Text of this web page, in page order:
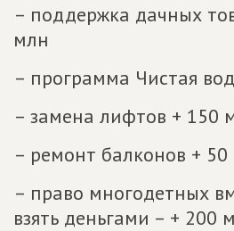
– поддержка дачных
млн
– программа Чистая
– замена лифтов + 150
– ремонт балконов +
– право многодетных
взять деньгами – + 200